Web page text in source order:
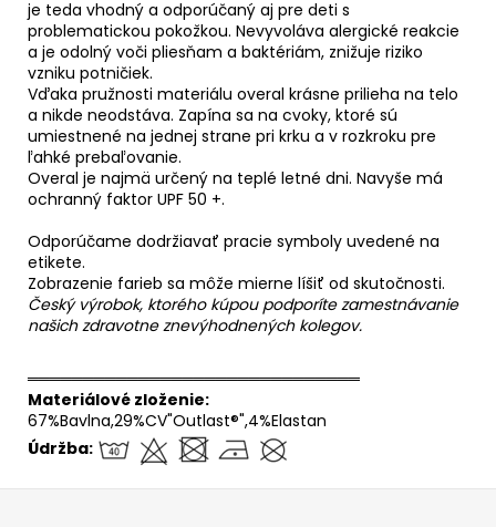
je teda vhodný a odporúčaný aj pre deti s
problematickou pokožkou. Nevyvoláva alergické reakcie
a je odolný voči pliesňam a baktériám, znižuje riziko
vzniku potničiek.
Vďaka pružnosti materiálu overal krásne prilieha na telo
a nikde neodstáva. Zapína sa na cvoky, ktoré sú
umiestnené na jednej strane pri krku a v rozkroku pre
ľahké prebaľovanie.
Overal je najmä určený na teplé letné dni. Navyše má
ochranný faktor UPF 50 +.
Odporúčame dodržiavať pracie symboly uvedené na
etikete.
Zobrazenie farieb sa môže mierne líšiť od skutočnosti.
Český výrobok, ktorého kúpou podporíte zamestnávanie
našich zdravotne znevýhodnených kolegov.
══════════════════════════════
Materiálové zloženie:
67%Bavlna,29%CV"Outlast®",4%Elastan
Údržba: